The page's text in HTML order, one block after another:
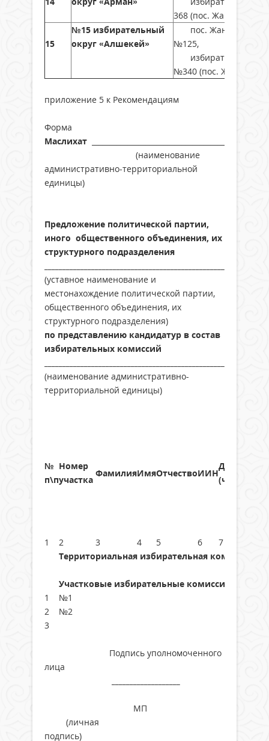
368 (пос. Жанақорган)
15
№15 избирательный
округ «Алшекей»
пос. Жанакорган,
№125,
избирательный
№340 (пос.
приложение 5 к Рекомендациям
Форма
Маслихат
(наименование
административно-территориальной
единицы)
Предложение политической партии,
иного общественного объединения, их
структурного подразделения
(уставное наименование и
местонахождение политической партии,
общественного объединения, их
структурного подразделения)
по представлению кандидатур в состав
избирательных комиссий
(наименование административно-
территориальной единицы)
№
п\п
Номер
участка
ФамилияИмяОтчествоИИН
Дата
(число,
1 2 3 4 5 6
7
Территориальная избирательная комиссия
Участковые избирательные комиссии
1
№1
2
№2
3
Подпись уполномоченного
лица
(личная
подпись)